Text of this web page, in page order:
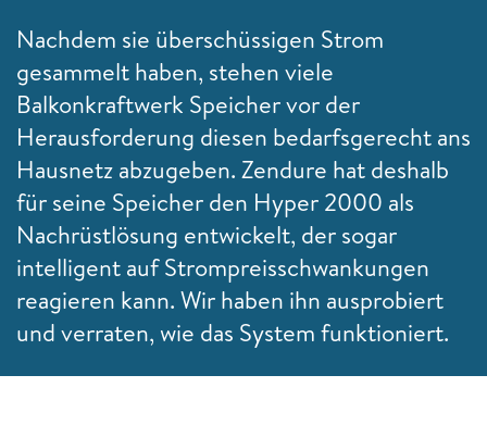
Nachdem sie überschüssigen Strom
gesammelt haben, stehen viele
Balkonkraftwerk Speicher vor der
Herausforderung diesen bedarfsgerecht ans
Hausnetz abzugeben. Zendure hat deshalb
für seine Speicher den Hyper 2000 als
Nachrüstlösung entwickelt, der sogar
intelligent auf Strompreisschwankungen
reagieren kann. Wir haben ihn ausprobiert
und verraten, wie das System funktioniert.